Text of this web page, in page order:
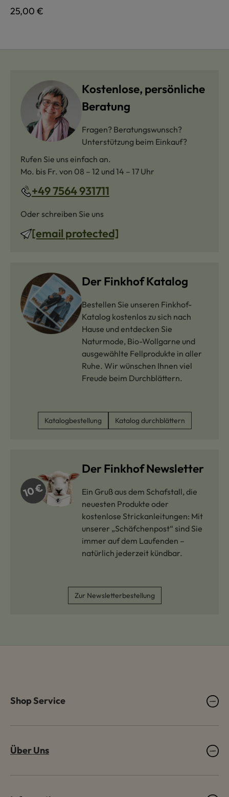
Regulärer Preis:
25,00 €
Kostenlose, persönliche
Beratung
Fragen? Beratungswunsch?
Unterstützung beim Einkauf?
Rufen Sie uns einfach an.
Mo. bis Fr. von 08 – 12 und 14 – 17 Uhr
+49 7564 931711
Oder schreiben Sie uns
[email protected]
Der Finkhof Katalog
Bestellen Sie unseren Finkhof-
Katalog kostenlos zu sich nach
Hause und entdecken Sie
Naturmode, Bio-Wollgarne und
ausgewählte Fellprodukte in aller
Ruhe. Wir wünschen Ihnen viel
Freude beim Durchblättern.
Katalogbestellung Katalog durchblättern
Der Finkhof Newsletter
Ein Gruß aus dem Schafstall, die
neuesten Produkte oder
kostenlose Strickanleitungen: Mit
unserer „Schäfchenpost“ sind Sie
immer auf dem Laufenden –
natürlich jederzeit kündbar.
Zur Newsletterbestellung
Shop Service
Über Uns